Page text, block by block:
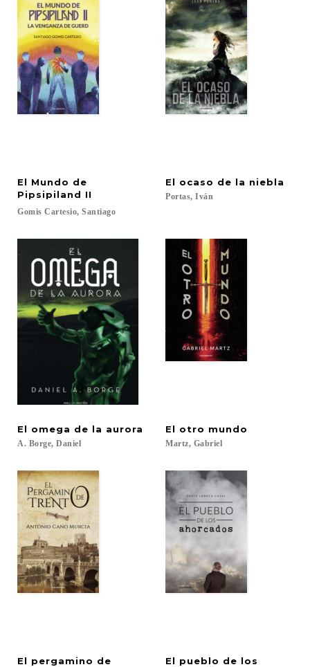
El Mundo de
Pipsipiland II
Gomis Cartesio, Santiago
El ocaso de la niebla
Portas, Iván
El omega de la aurora
A. Borge, Daniel
El otro mundo
Martz, Gabriel
El pergamino de
El pueblo de los